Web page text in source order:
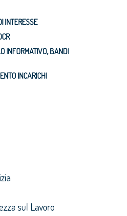
INTERESSE
INFORMATIVO, BANDI
INCARICHI
sul Lavoro